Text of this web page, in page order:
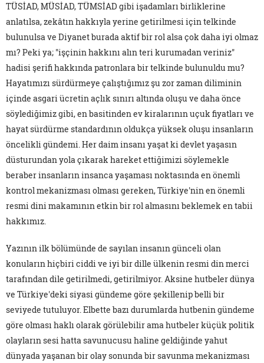
TÜSİAD, MÜSİAD, TÜMSİAD gibi işadamları birliklerine
anlatılsa, zekâtın hakkıyla yerine getirilmesi için telkinde
bulunulsa ve Diyanet burada aktif bir rol alsa çok daha iyi olmaz
mı? Peki ya; "işçinin hakkını alın teri kurumadan veriniz"
hadisi şerifi hakkında patronlara bir telkinde bulunuldu mu?
Hayatımızı sürdürmeye çalıştığımız şu zor zaman diliminin
içinde asgari ücretin açlık sınırı altında oluşu ve daha önce
söylediğimiz gibi, en basitinden ev kiralarının uçuk fiyatları ve
hayat sürdürme standardının oldukça yüksek oluşu insanların
öncelikli gündemi. Her daim insanı yaşat ki devlet yaşasın
düsturundan yola çıkarak hareket ettiğimizi söylemekle
beraber insanların insanca yaşaması noktasında en önemli
kontrol mekanizması olması gereken, Türkiye'nin en önemli
resmi dini makamının etkin bir rol almasını beklemek en tabii
hakkımız.
Yazının ilk bölümünde de sayılan insanın günceli olan
konuların hiçbiri ciddi ve iyi bir dille ülkenin resmi din merci
tarafından dile getirilmedi, getirilmiyor. Aksine hutbeler dünya
ve Türkiye'deki siyasi gündeme göre şekillenip belli bir
seviyede tutuluyor. Elbette bazı durumlarda hutbenin gündeme
göre olması haklı olarak görülebilir ama hutbeler küçük politik
olayların sesi hatta savunucusu haline geldiğinde yahut
dünyada yaşanan bir olay sonunda bir savunma mekanizması